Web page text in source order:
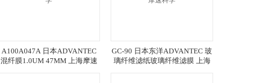
A100A047A 日本ADVANTEC
混纤膜1.0UM 47MM 上海摩速
GC-90 日本东洋ADVANTEC 玻
璃纤维滤纸玻璃纤维滤膜 上海